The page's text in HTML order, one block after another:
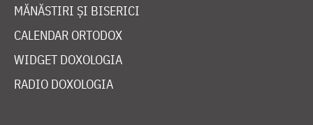
MĂNĂSTIRI ȘI BISERICI
CALENDAR ORTODOX
WIDGET DOXOLOGIA
RADIO DOXOLOGIA